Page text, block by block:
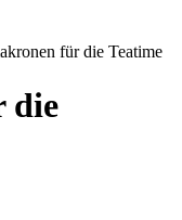
für die Teatime
die